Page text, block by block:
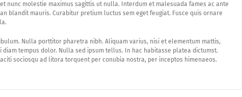
nunc molestie maximus sagittis ut nulla. Interdum et malesuada fames ac ante
blandit mauris. Curabitur pretium luctus sem eget feugiat. Fusce quis ornare
Nulla porttitor pharetra nibh. Aliquam varius, nisi et elementum mattis,
tempus dolor. Nulla sed ipsum tellus. In hac habitasse platea dictumst.
sociosqu ad litora torquent per conubia nostra, per inceptos himenaeos.